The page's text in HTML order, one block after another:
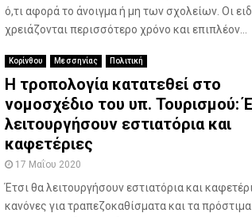
ό,τι αφορά το άνοιγμα ή μη των σχολείων. Οι
χρειάζονται περισσότερο χρόνο και επιπλέον...
Κορίνθου Μεσσηνίας Πολιτική
Η τροπολογία κατατεθεί στο
νομοσχέδιο του υπ. Τουρισμού:
λειτουργήσουν εστιατόρια και
καφετέριες
17 Μαΐου 2020
Έτσι θα λειτουργήσουν εστιατόρια και
κανόνες για τραπεζοκαθίσματα και τα